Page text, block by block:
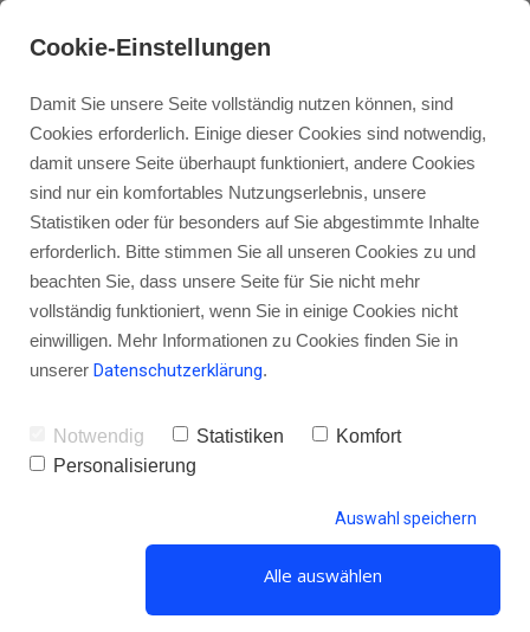
Besser ranken in den iTunes-
Charts: Der Inhalt macht den
Unterschied
von Gordon Schönwälder 26. August 2016 1
Cookie-Einstellungen
Damit Sie unsere Seite vollständig nutzen können, sind
Cookies erforderlich. Einige dieser Cookies sind notwendig,
damit unsere Seite überhaupt funktioniert, andere Cookies
sind nur ein komfortables Nutzungserlebnis, unsere
Statistiken oder für besonders auf Sie abgestimmte Inhalte
erforderlich. Bitte stimmen Sie all unseren Cookies zu und
beachten Sie, dass unsere Seite für Sie nicht mehr
vollständig funktioniert, wenn Sie in einige Cookies nicht
einwilligen. Mehr Informationen zu Cookies finden Sie in
unserer Datenschutzerklärung.
Notwendig Statistiken
Komfort
Personalisierung
Auswahl speichern
Alle auswählen